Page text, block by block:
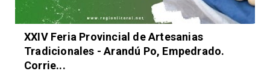
XXIV Feria Provincial de Artesanias
Tradicionales - Arandú Po, Empedrado.
Corrie...